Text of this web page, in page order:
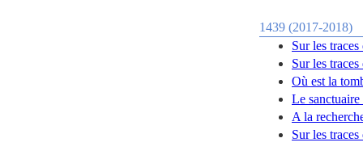
1439 (2017-2018)
Sur les
Sur les
Où est la
Le
A la
Sur les